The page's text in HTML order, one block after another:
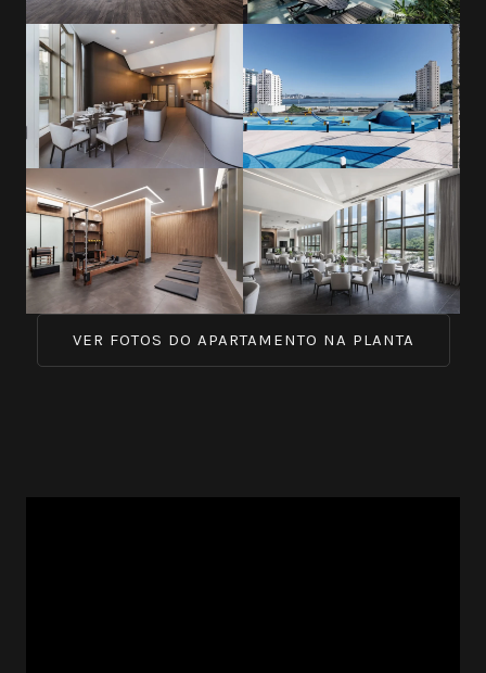
VER FOTOS DO APARTAMENTO NA PLANTA